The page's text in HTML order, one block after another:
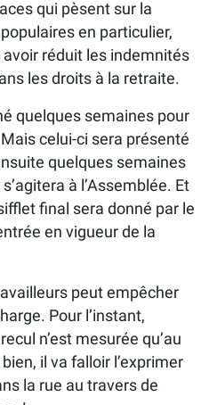
qui pèsent sur la
en particulier,
réduit les indemnités
les droits à la retraite.
quelques semaines pour
celui-ci sera présenté
quelques semaines
à l’Assemblée. Et
final sera donné par le
en vigueur de la
peut empêcher
Pour l’instant,
n’est mesurée qu’au
il va falloir l’exprimer
la rue au travers de